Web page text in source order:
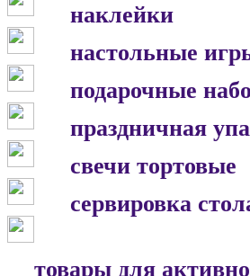
наклейки
настольные
подарочные
праздничная
свечи тортовые
сервировка
товары для